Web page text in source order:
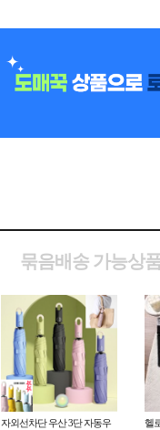
묶음배송 가능상
자외선차단 우산 3단 자동우
헬